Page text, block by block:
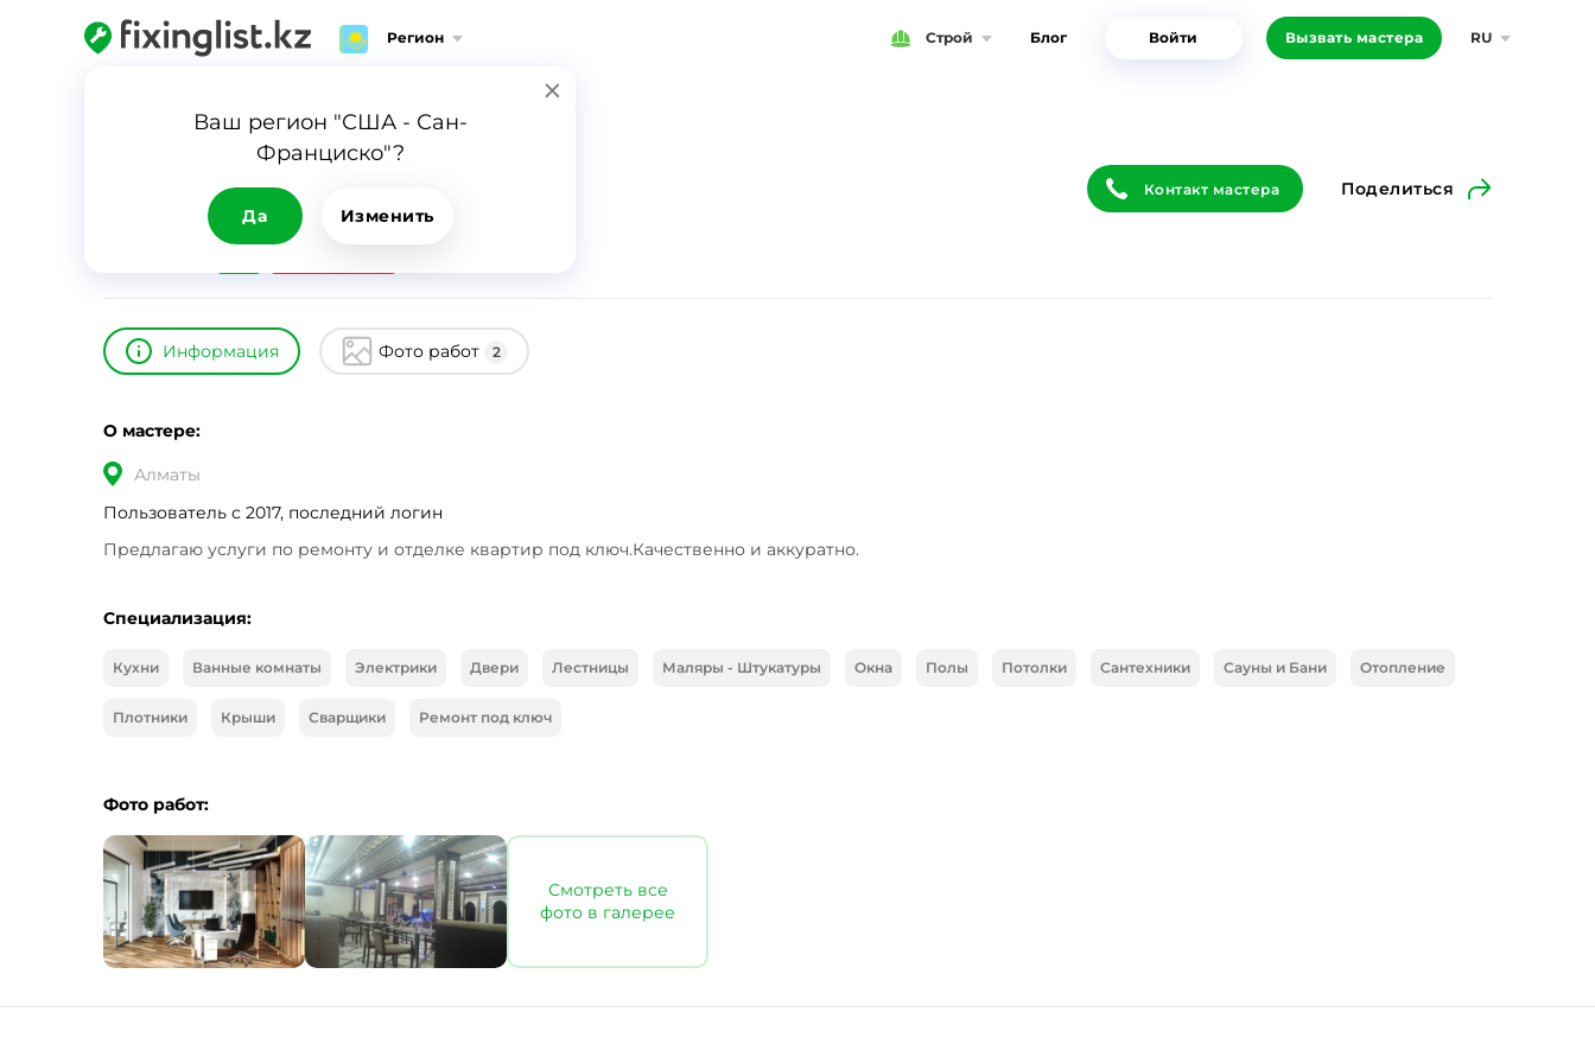
Регион Строй Блог Войти Вызвать мастера RU
Ваш регион "США - Сан-
Франциско"?
Да Изменить
Сулейманов Ерболат
Контакт мастера Поделиться
Информация Фото работ 2
О мастере:
Алматы
Пользователь с 2017, последний логин
Предлагаю услуги по ремонту и отделке квартир под ключ.Качественно и аккуратно.
Специализация:
Кухни Ванные комнаты Электрики Двери Лестницы Маляры - Штукатуры Окна Полы Потолки Сантехники Сауны и Бани Отопление
Плотники Крыши Сварщики Ремонт под ключ
Фото работ:
Смотреть все
фото в галерее